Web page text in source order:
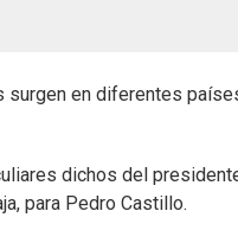
surgen en diferentes
dichos del
para Pedro Castillo.